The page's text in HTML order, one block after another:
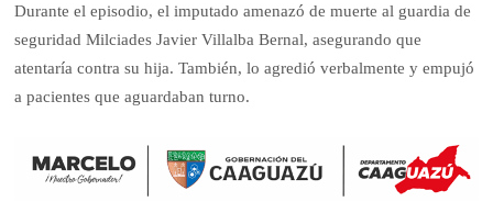
Durante el episodio, el imputado amenazó de muerte al guardia de
seguridad Milciades Javier Villalba Bernal, asegurando que
atentaría contra su hija. También, lo agredió verbalmente y empujó
a pacientes que aguardaban turno.